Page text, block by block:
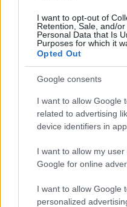
I want to opt-out of
Retention, Sale, and/
Personal Data that Is
Purposes for which it
Opted Out
Google consents
I want to allow Google
related to advertising
device identifiers in
I want to allow my
Google for online
I want to allow Google
personalized
Κώστας
ζευγάρια: Θα
Μάκης Βορίδης
Ο Κώστας Καραγκούνης
νομοσχέδιο, επειδή
θέμα στο οποίο διαφωνώ